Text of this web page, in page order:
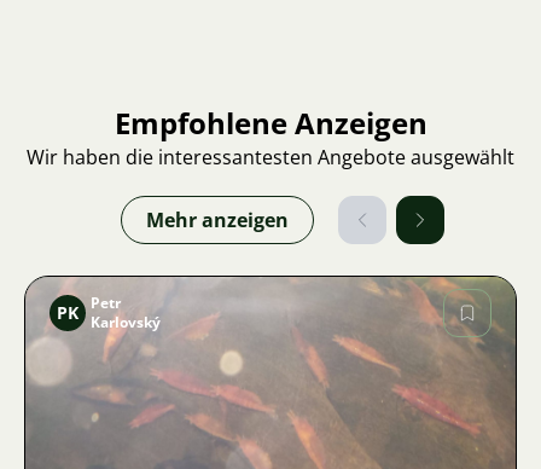
Empfohlene Anzeigen
Wir haben die interessantesten Angebote ausgewählt
Mehr anzeigen
Bild
PK
Petr
Karlovský